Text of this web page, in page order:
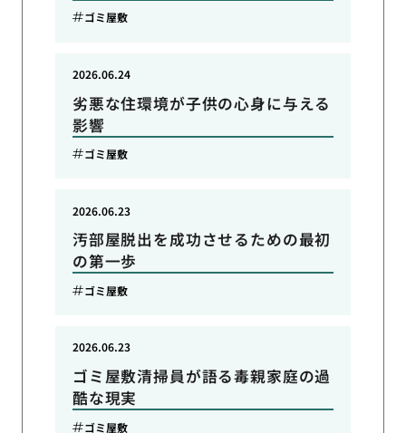
ゴミ屋敷
劣悪な住環境が子供の心身に与える
影響
2026.06.24
ゴミ屋敷
汚部屋脱出を成功させるための最初
の第一歩
2026.06.23
ゴミ屋敷
ゴミ屋敷清掃員が語る毒親家庭の過
酷な現実
2026.06.23
ゴミ屋敷